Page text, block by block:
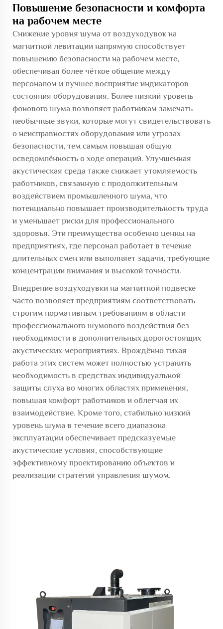
Повышение безопасности и комфорта
на рабочем месте
Снижение уровня шума от воздуходувок на
магнитной левитации напрямую способствует
повышению безопасности на рабочем месте,
обеспечивая более чёткое общение между
персоналом и лучшее восприятие индикаторов
состояния оборудования. Более низкий уровень
фонового шума позволяет работникам замечать
необычные звуки, которые могут свидетельствовать
о неисправностях оборудования или угрозах
безопасности, тем самым повышая общую
осведомлённость о ходе операций. Улучшенная
акустическая среда также снижает утомляемость
работников, связанную с продолжительным
воздействием промышленного шума, что
потенциально повышает производительность труда
и уменьшает риски для профессионального
здоровья. Эти преимущества особенно ценны на
предприятиях, где персонал работает в течение
длительных смен или выполняет задачи, требующие
концентрации внимания и высокой точности.
Внедрение воздуходувки на магнитной подвеске
часто позволяет предприятиям соответствовать
строгим нормативным требованиям в области
профессионального шумового воздействия без
необходимости в дополнительных дорогостоящих
акустических мероприятиях. Врождённо тихая
работа этих систем может полностью устранить
необходимость в средствах индивидуальной
защиты слуха во многих областях применения,
повышая комфорт работников и облегчая их
взаимодействие. Кроме того, стабильно низкий
уровень шума в течение всего диапазона
эксплуатации обеспечивает предсказуемые
акустические условия, способствующие
эффективному проектированию объектов и
реализации стратегий управления шумом.